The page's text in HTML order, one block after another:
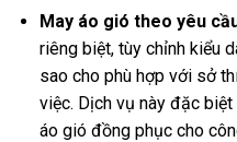
May áo gió theo yêu
riêng biệt, tùy chỉnh kiểu
sao cho phù hợp với sở
việc. Dịch vụ này đặc
áo gió đồng phục cho